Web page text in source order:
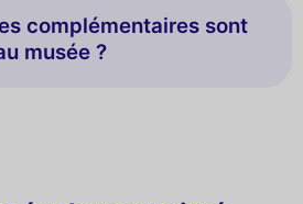
complémentaires sont
musée ?